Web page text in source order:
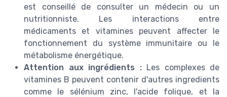
est conseillé de consulter un médecin ou un
nutritionniste. Les interactions entre
médicaments et vitamines peuvent affecter le
fonctionnement du système immunitaire ou le
métabolisme énergétique.
Attention aux ingrédients :Les complexes de
vitamines B peuvent contenir d'autres ingredients
comme le sélénium zinc, l'acide folique, et la